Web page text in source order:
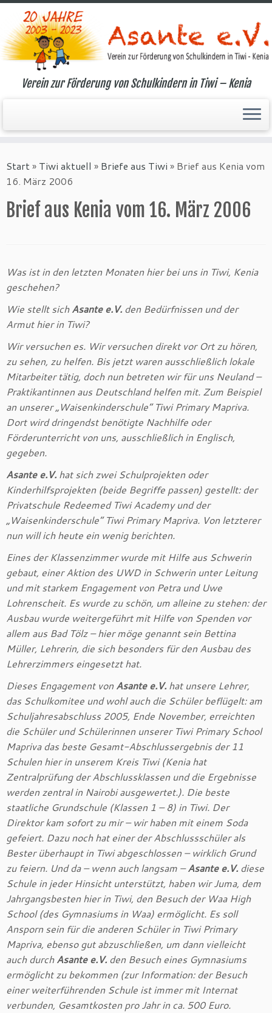
Inhalt
springen
Verein zur Förderung von Schulkindern in Tiwi – Kenia
Start» Tiwi aktuell » Briefe aus Tiwi » Brief aus Kenia vom
16. März 2006
Brief aus Kenia vom 16. März 2006
Was ist in den letzten Monaten hier bei uns in Tiwi, Kenia
geschehen?
Wie stellt sichAsante e.V. den Bedürfnissen und der
Armut hier in Tiwi?
Wir versuchen es. Wir versuchen direkt vor Ort zu hören,
zu sehen, zu helfen. Bis jetzt waren ausschließlich lokale
Mitarbeiter tätig, doch nun betreten wir für uns Neuland –
Praktikantinnen aus Deutschland helfen mit. Zum Beispiel
an unserer „Waisenkinderschule“ Tiwi Primary Mapriva.
Dort wird dringendst benötigte Nachhilfe oder
Förderunterricht von uns, ausschließlich in Englisch,
gegeben.
Asante e.V. hat sich zwei Schulprojekten oder
Kinderhilfsprojekten (beide Begriffe passen) gestellt: der
Privatschule Redeemed Tiwi Academy und der
„Waisenkinderschule“ Tiwi Primary Mapriva. Von letzterer
nun will ich heute ein wenig berichten.
Eines der Klassenzimmer wurde mit Hilfe aus Schwerin
gebaut, einer Aktion des UWD in Schwerin unter Leitung
und mit starkem Engagement von Petra und Uwe
Lohrenscheit. Es wurde zu schön, um alleine zu stehen: der
Ausbau wurde weitergeführt mit Hilfe von Spenden vor
allem aus Bad Tölz – hier möge genannt sein Bettina
Müller, Lehrerin, die sich besonders für den Ausbau des
Lehrerzimmers eingesetzt hat.
Dieses Engagement von Asante e.V. hat unsere Lehrer,
das Schulkomitee und wohl auch die Schüler beflügelt: am
Schuljahresabschluss 2005, Ende November, erreichten
die Schüler und Schülerinnen unserer Tiwi Primary School
Mapriva das beste Gesamt-Abschlussergebnis der 11
Schulen hier in unserem Kreis Tiwi (Kenia hat
Zentralprüfung der Abschlussklassen und die Ergebnisse
werden zentral in Nairobi ausgewertet.). Die beste
staatliche Grundschule (Klassen 1 – 8) in Tiwi. Der
Direktor kam sofort zu mir – wir haben mit einem Soda
gefeiert. Dazu noch hat einer der Abschlussschüler als
Bester überhaupt in Tiwi abgeschlossen – wirklich Grund
zu feiern. Und da – wenn auch langsam –Asante e.V. diese
Schule in jeder Hinsicht unterstützt, haben wir Juma, dem
Jahrgangsbesten hier in Tiwi, den Besuch der Waa High
School (des Gymnasiums in Waa) ermöglicht. Es soll
Ansporn sein für die anderen Schüler in Tiwi Primary
Mapriva, ebenso gut abzuschließen, um dann vielleicht
auch durchAsante e.V. den Besuch eines Gymnasiums
ermöglicht zu bekommen (zur Information: der Besuch
einer weiterführenden Schule ist immer mit Internat
verbunden, Gesamtkosten pro Jahr in ca. 500 Euro.